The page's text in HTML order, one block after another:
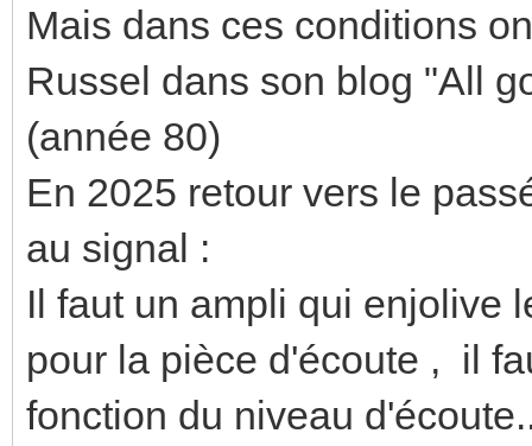
Mais dans ces conditions
Russel dans son blog "All
(année 80)
En 2025 retour vers le
au signal :
Il faut un ampli qui enjolive
pour la pièce d'écoute , il
fonction du niveau